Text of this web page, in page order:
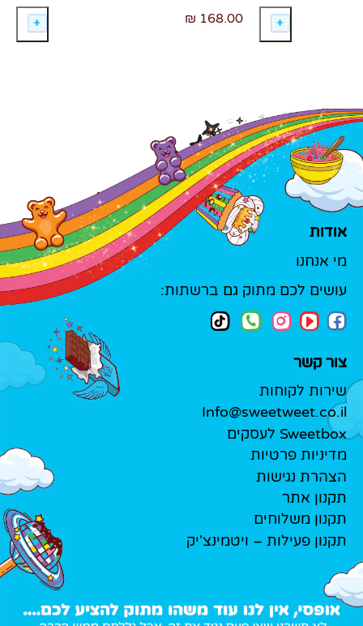
168.00 ₪
אודות
מי אנחנו
עושים לכם מתוק גם ברשתות:
צור קשר
שירות לקוחות
Info@sweetweet.co.il
Sweetbox לעסקים
מדיניות פרטיות
הצהרת נגישות
תקנון אתר
תקנון משלוחים
תקנון פעילות – ויטמינצ'יק